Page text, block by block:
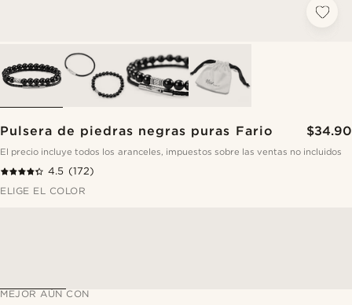
Pulsera de piedras negras puras Fario $34.90
El precio incluye todos los aranceles, impuestos sobre las ventas no incluidos
4.5 (172)
ELIGE EL COLOR
MEJOR AÚN CON